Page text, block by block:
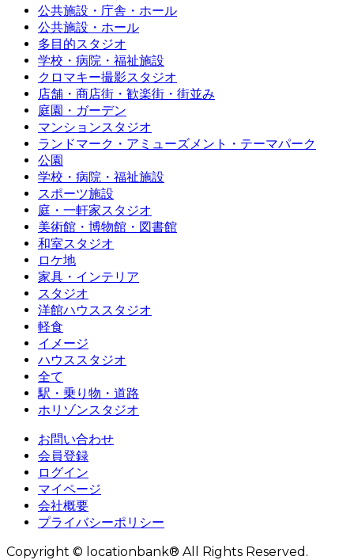
公共施設・庁舎・ホール
公共施設・ホール
多目的スタジオ
学校・病院・福祉施設
クロマキー撮影スタジオ
店舗・商店街・歓楽街・街並み
庭園・ガーデン
マンションスタジオ
ランドマーク・アミューズメント・テーマパーク
公園
学校・病院・福祉施設
スポーツ施設
庭・一軒家スタジオ
美術館・博物館・図書館
和室スタジオ
ロケ地
家具・インテリア
スタジオ
洋館ハウススタジオ
軽食
イメージ
ハウススタジオ
全て
駅・乗り物・道路
ホリゾンスタジオ
お問い合わせ
会員登録
ログイン
マイページ
会社概要
プライバシーポリシー
Copyright © locationbank® All Rights Reserved.